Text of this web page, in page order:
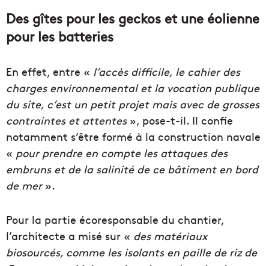
Des gîtes pour les geckos et une éolienne
pour les batteries
En effet, entre « l’accès difficile, le cahier des
charges environnemental et la vocation publique
du site, c’est un petit projet mais avec de grosses
contraintes et attentes», pose-t-il. Il confie
notamment s’être formé à la construction navale
« pour prendre en compte les attaques des
embruns et de la salinité de ce bâtiment en bord
de mer».
Pour la partie écoresponsable du chantier,
l’architecte a misé sur « des matériaux
biosourcés, comme les isolants en paille de riz de